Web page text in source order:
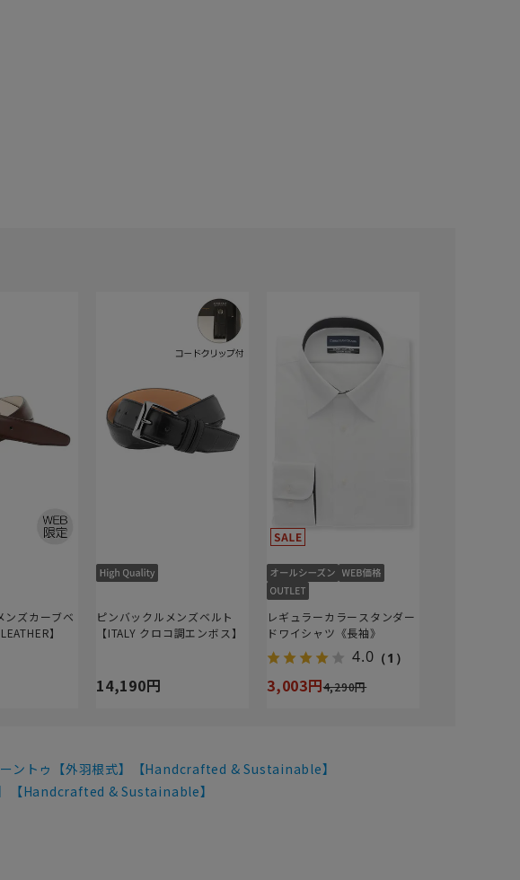
ンズカーブベ
】
ピンバックルメンズベルト
【ITALY クロコ調エンボス】
14,190円
レギュラーカラースタンダー
ドワイシャツ《長袖》
4.0 （1）
3,003円4,290円
ントゥ【外羽根式】【Handcrafted & Sustainable】
【Handcrafted & Sustainable】